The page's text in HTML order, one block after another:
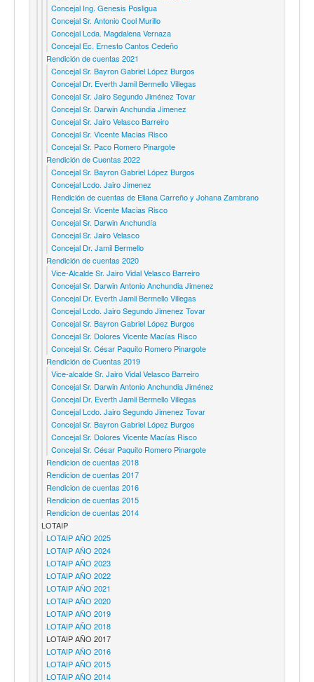
Concejal Ing. Genesis Posligua
Concejal Sr. Antonio Cool Murillo
Concejal Lcda. Magdalena Vernaza
Concejal Ec. Ernesto Cantos Cedeño
Rendición de cuentas 2021
Concejal Sr. Bayron Gabriel López Burgos
Concejal Dr. Everth Jamil Bermello Villegas
Concejal Sr. Jairo Segundo Jiménez Tovar
Concejal Sr. Darwin Anchundia Jimenez
Concejal Sr. Jairo Velasco Barreiro
Concejal Sr. Vicente Macias Risco
Concejal Sr. Paco Romero Pinargote
Rendición de Cuentas 2022
Concejal Sr. Bayron Gabriel López Burgos
Concejal Lcdo. Jairo Jimenez
Rendición de cuentas de Eliana Carreño y Johana Zambrano
Concejal Sr. Vicente Macias Risco
Concejal Sr. Darwin Anchundía
Concejal Sr. Jairo Velasco
Concejal Dr. Jamil Bermello
Rendición de cuentas 2020
Vice-Alcalde Sr. Jairo Vidal Velasco Barreiro
Concejal Sr. Darwin Antonio Anchundia Jimenez
Concejal Dr. Everth Jamil Bermello Villegas
Concejal Lcdo. Jairo Segundo Jimenez Tovar
Concejal Sr. Bayron Gabriel López Burgos
Concejal Sr. Dolores Vicente Macías Risco
Concejal Sr. César Paquito Romero Pinargote
Rendición de Cuentas 2019
Vice-alcalde Sr. Jairo Vidal Velasco Barreiro
Concejal Sr. Darwin Antonio Anchundia Jiménez
Concejal Dr. Everth Jamil Bermello Villegas
Concejal Lcdo. Jairo Segundo Jimenez Tovar
Concejal Sr. Bayron Gabriel López Burgos
Concejal Sr. Dolores Vicente Macías Risco
Concejal Sr. César Paquito Romero Pinargote
Rendicion de cuentas 2018
Rendicion de cuentas 2017
Rendicion de cuentas 2016
Rendicion de cuentas 2015
Rendicion de cuentas 2014
LOTAIP
LOTAIP AÑO 2025
LOTAIP AÑO 2024
LOTAIP AÑO 2023
LOTAIP AÑO 2022
LOTAIP AÑO 2021
LOTAIP AÑO 2020
LOTAIP AÑO 2019
LOTAIP AÑO 2018
LOTAIP AÑO 2017
LOTAIP AÑO 2016
LOTAIP AÑO 2015
LOTAIP AÑO 2014